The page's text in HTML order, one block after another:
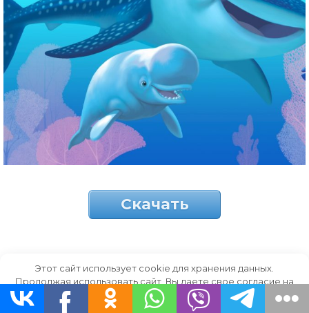
Скачать
Арт с акулой и дельфином.
Этот сайт использует cookie для хранения данных.
Продолжая использовать сайт, Вы даете свое согласие на
работу с этими файлами.
OK